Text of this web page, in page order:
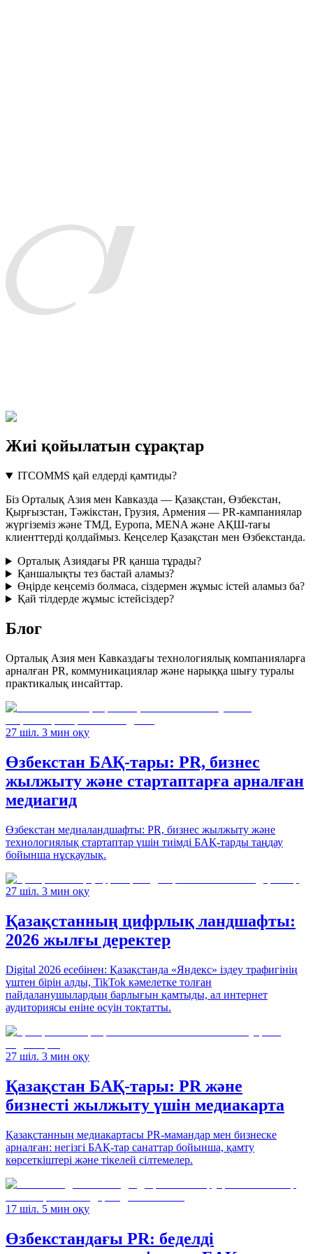
Жиі қойылатын сұрақтар
ITCOMMS қай елдерді қамтиды?
Біз Орталық Азия мен Кавказда — Қазақстан, Өзбекстан,
Қырғызстан, Тәжікстан, Грузия, Армения — PR-кампаниялар
жүргіземіз және ТМД, Еуропа, MENA және АҚШ-тағы
клиенттерді қолдаймыз. Кеңселер Қазақстан мен Өзбекстанда.
Орталық Азиядағы PR қанша тұрады?
Қаншалықты тез бастай аламыз?
Өңірде кеңсеміз болмаса, сіздермен жұмыс істей аламыз ба?
Қай тілдерде жұмыс істейсіздер?
Блог
Орталық Азия мен Кавказдағы технологиялық компанияларға
арналған PR, коммуникациялар және нарыққа шығу туралы
практикалық инсайттар.
27 шіл. 3 мин оқу
Өзбекстан БАҚ-тары: PR, бизнес
жылжыту және стартаптарға арналған
медиагид
Өзбекстан медиаландшафты: PR, бизнес жылжыту және
технологиялық стартаптар үшін тиімді БАҚ-тарды таңдау
бойынша нұсқаулық.
27 шіл. 3 мин оқу
Қазақстанның цифрлық ландшафты:
2026 жылғы деректер
Digital 2026 есебінен: Қазақстанда «Яндекс» іздеу трафигінің
үштен бірін алды, TikTok кәмелетке толған
пайдаланушылардың барлығын қамтыды, ал интернет
аудиториясы еніне өсуін тоқтатты.
27 шіл. 3 мин оқу
Қазақстан БАҚ-тары: PR және
бизнесті жылжыту үшін медиакарта
Қазақстанның медиакартасы PR-мамандар мен бизнеске
арналған: негізгі БАҚ-тар санаттар бойынша, қамту
көрсеткіштері және тікелей сілтемелер.
17 шіл. 5 мин оқу
Өзбекстандағы PR: беделді